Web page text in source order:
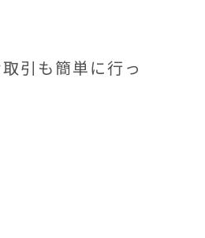
引も簡単に行っ